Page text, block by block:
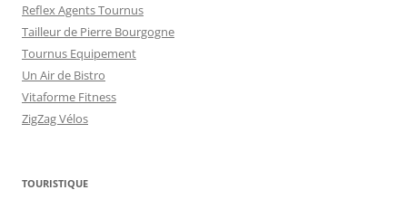
Reflex Agents Tournus
Tailleur de Pierre Bourgogne
Tournus Equipement
Un Air de Bistro
Vitaforme Fitness
ZigZag Vélos
TOURISTIQUE